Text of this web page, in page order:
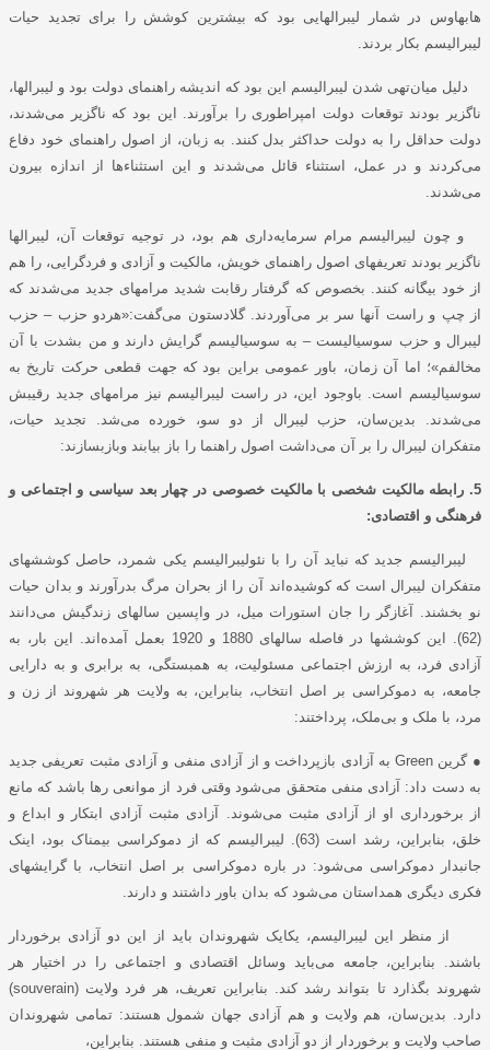
هابهاوس در شمار لیبرالهایی بود که بیشترین کوشش را برای تجدید حیات
لیبرالیسم بکار بردند.
دلیل میان‌تهی شدن لیبرالیسم این بود که اندیشه راهنمای دولت بود و لیبرالها،
ناگزیر بودند توقعات دولت امپراطوری را برآورند. این بود که ناگزیر می‌شدند،
دولت حداقل را به دولت حداکثر بدل کنند. به زبان، از اصول راهنمای خود دفاع
می‌کردند و در عمل، استثناء قائل می‌شدند و این استثناءها از اندازه بیرون
می‌شدند.
و چون لیبرالیسم مرام سرمایه‌داری هم بود، در توجیه توقعات آن، لیبرالها
ناگزیر بودند تعریفهای اصول راهنمای خویش، مالکیت و آزادی و فردگرایی، را هم
از خود بیگانه کنند. بخصوص که گرفتار رقابت شدید مرامهای جدید می‌شدند که
از چپ و راست آنها سر بر می‌آوردند. گلادستون می‌گفت:«هردو حزب – حزب
لیبرال و حزب سوسیالیست – به سوسیالیسم گرایش دارند و من بشدت با آن
مخالفم»؛ اما آن زمان، باور عمومی براین بود که جهت قطعی حرکت تاریخ به
سوسیالیسم است. باوجود این، در راست لیبرالیسم نیز مرامهای جدید رقیبش
می‌شدند. بدین‌سان، حزب لیبرال از دو سو، خورده می‌شد. تجدید حیات،
متفکران لیبرال را بر آن می‌داشت اصول راهنما را باز بیابند وبازبسازند:
5. رابطه مالکیت شخصی با مالکیت خصوصی در چهار بعد سیاسی و اجتماعی و
فرهنگی و اقتصادی:
لیبرالیسم جدید که نباید آن را با نئولیبرالیسم یکی شمرد، حاصل کوششهای
متفکران لیبرال است که کوشیده‌اند آن را از بحران مرگ بدرآورند و بدان حیات
نو بخشند. آغازگر را جان استورات میل، در واپسین سالهای زندگیش می‌دانند
(62). این کوششها در فاصله سالهای 1880 و 1920 بعمل آمده‌اند. این بار، به
آزادی فرد، به ارزش اجتماعی مسئولیت، به همبستگی، به برابری و به دارایی
جامعه، به دموکراسی بر اصل انتخاب، بنابراین، به ولایت هر شهروند از زن و
مرد، با ملک و بی‌ملک، پرداختند:
● گرینGreen به آزادی بازپرداخت و از آزادی منفی و آزادی مثبت تعریفی جدید
به دست داد: آزادی منفی متحقق می‌شود وقتی فرد از موانعی رها باشد که مانع
از برخورداری او از آزادی مثبت می‌شوند. آزادی مثبت آزادی ابتکار و ابداع و
خلق، بنابراین، رشد است (63). لیبرالیسم که از دموکراسی بیمناک بود، اینک
جانبدار دموکراسی می‌شود: در باره دموکراسی بر اصل انتخاب، با گرایشهای
فکری دیگری همداستان می‌شود که بدان باور داشتند و دارند.
از منظر این لیبرالیسم، یکایک شهروندان باید از این دو آزادی برخوردار
باشند. بنابراین، جامعه می‌باید وسائل اقتصادی و اجتماعی را در اختیار هر
شهروند بگذارد تا بتواند رشد کند. بنابراین تعریف، هر فرد ولایت (souverain
)
دارد. بدین‌سان، هم ولایت و هم آزادی جهان شمول هستند: تمامی شهروندان
صاحب ولایت و برخوردار از دو آزادی مثبت و منفی هستند. بنابراین،